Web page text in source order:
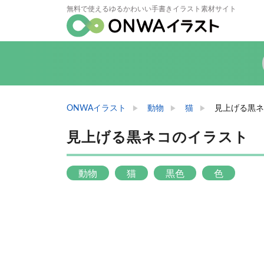
無料で使えるゆるかわいい手書きイラスト素材サイト
ONWAイラスト 動物 猫 見上げる黒
見上げる黒ネコのイラスト
動物 猫 黒色 色